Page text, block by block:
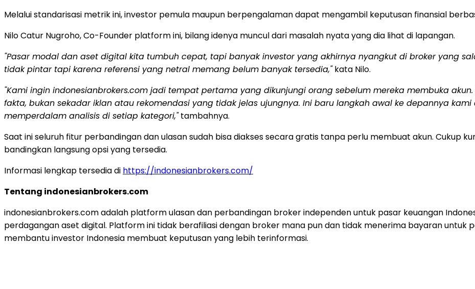
Melalui standarisasi metrik ini, investor pemula maupun berpengalaman dapat mengambil keputusan finansial
Nilo Catur Nugroho, Co-Founder platform ini, bilang idenya muncul dari masalah nyata yang dia lihat di lapangan.
"Pasar modal dan aset digital kita tumbuh cepat, tapi banyak investor yang akhirnya nyangkut di broker yang
tidak pintar tapi karena referensi yang netral memang belum banyak tersedia,"kata Nilo.
"Kami ingin indonesianbrokers.com jadi tempat pertama yang dikunjungi orang sebelum mereka membuka
fakta, bukan sekadar iklan atau rekomendasi yang tidak jelas ujungnya. Ini baru langkah awal ke depannya
memperdalam analisis di setiap kategori,"tambahnya.
Saat ini seluruh fitur perbandingan dan ulasan sudah bisa diakses secara gratis tanpa perlu membuat akun. Cukup
bandingkan langsung opsi yang tersedia.
Informasi lengkap tersedia di https://indonesianbrokers.com/
Tentang indonesianbrokers.com
indonesianbrokers.com adalah platform ulasan dan perbandingan broker independen untuk pasar keuangan
perdagangan aset digital. Platform ini tidak berafiliasi dengan broker mana pun dan tidak menerima bayaran untuk
membantu investor Indonesia membuat keputusan yang lebih terinformasi.